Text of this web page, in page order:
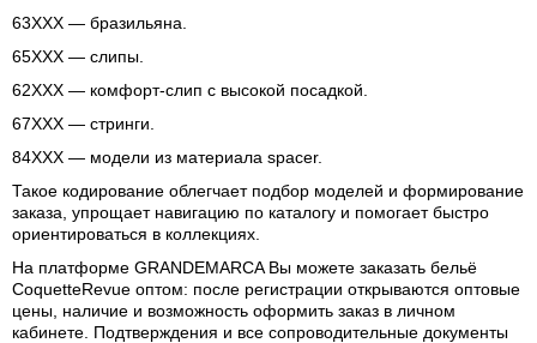
63XXX — бразильяна.
65XXX — слипы.
62XXX — комфорт-слип с высокой посадкой.
67XXX — стринги.
84XXX — модели из материала spacer.
Такое кодирование облегчает подбор моделей и формирование
заказа, упрощает навигацию по каталогу и помогает быстро
ориентироваться в коллекциях.
На платформе GRANDEMARCA Вы можете заказать бельё
CoquetteRevue оптом: после регистрации открываются оптовые
цены, наличие и возможность оформить заказ в личном
кабинете. Подтверждения и все сопроводительные документы